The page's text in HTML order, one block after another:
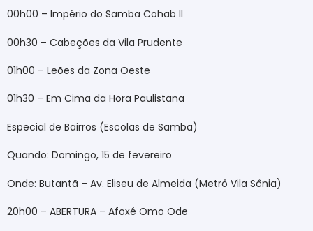
00h00 – Império do Samba Cohab II
00h30 – Cabeções da Vila Prudente
01h00 – Leões da Zona Oeste
01h30 – Em Cima da Hora Paulistana
Especial de Bairros (Escolas de Samba)
Quando: Domingo, 15 de fevereiro
Onde: Butantã – Av. Eliseu de Almeida (Metrô Vila Sônia)
20h00 – ABERTURA – Afoxé Omo Ode